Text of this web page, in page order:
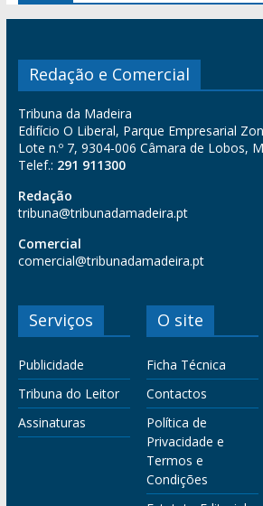
Redação e Comercial
Tribuna da Madeira
Edifício O Liberal, Parque Empresarial
Lote n.º 7, 9304-006 Câmara de Lobos,
Telef.: 291 911300
Redação
tribuna@tribunadamadeira.pt
Comercial
comercial@tribunadamadeira.pt
Serviços
Publicidade
Tribuna do Leitor
Assinaturas
O site
Ficha Técnica
Contactos
Política de
Privacidade e
Termos e
Condições